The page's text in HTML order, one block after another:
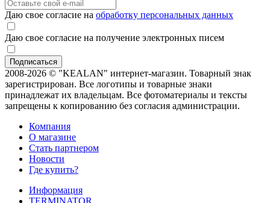
Даю свое согласие на обработку персональных данных
Даю свое согласие на получение электронных писем
2008-2026 © "KEALAN" интернет-магазин. Товарный знак
зарегистрирован. Все логотипы и товарные знаки
принадлежат их владельцам. Все фотоматериалы и тексты
запрещены к копированию без согласия администрации.
Компания
О магазине
Стать партнером
Новости
Где купить?
Информация